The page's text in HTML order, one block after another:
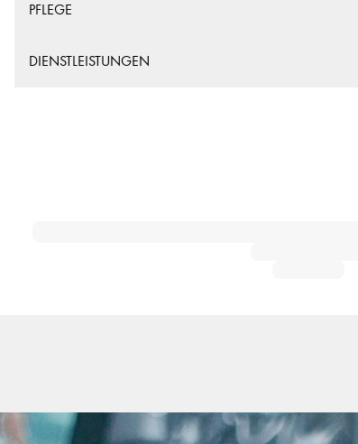
PFLEGE
DIENSTLEISTUNGEN